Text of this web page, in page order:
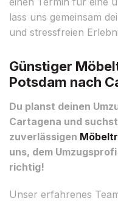
lass uns gemeinsam
und stressfreien
Günstiger
Potsdam nach
Du planst deinen
Cartagena und
zuverlässigen
uns, dem
richtig!
Unser erfahrenes